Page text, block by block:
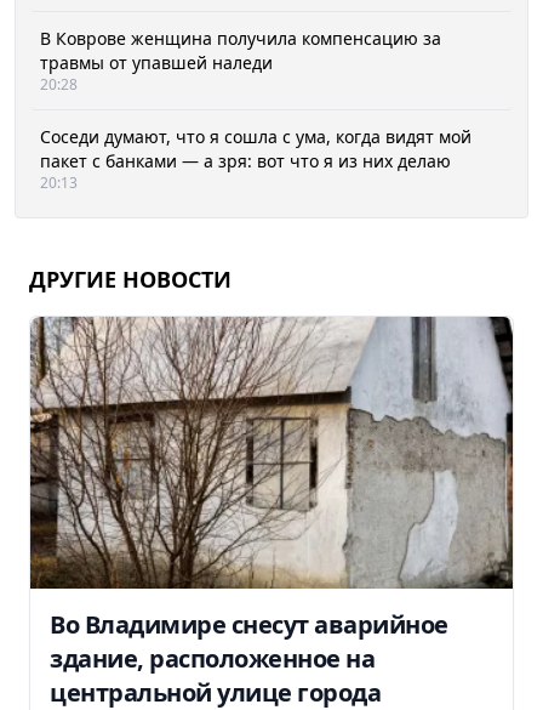
В Коврове женщина получила компенсацию за
травмы от упавшей наледи
20:28
Соседи думают, что я сошла с ума, когда видят мой
пакет с банками — а зря: вот что я из них делаю
20:13
ДРУГИЕ НОВОСТИ
Во Владимире снесут аварийное
здание, расположенное на
центральной улице города